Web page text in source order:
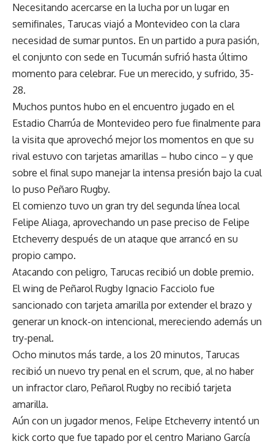
Necesitando acercarse en la lucha por un lugar en
semifinales, Tarucas viajó a Montevideo con la clara
necesidad de sumar puntos. En un partido a pura pasión,
el conjunto con sede en Tucumán sufrió hasta último
momento para celebrar. Fue un merecido, y sufrido, 35-
28.
Muchos puntos hubo en el encuentro jugado en el
Estadio Charrúa de Montevideo pero fue finalmente para
la visita que aprovechó mejor los momentos en que su
rival estuvo con tarjetas amarillas – hubo cinco – y que
sobre el final supo manejar la intensa presión bajo la cual
lo puso Peñaro Rugby.
El comienzo tuvo un gran try del segunda línea local
Felipe Aliaga, aprovechando un pase preciso de Felipe
Etcheverry después de un ataque que arrancó en su
propio campo.
Atacando con peligro, Tarucas recibió un doble premio.
El wing de Peñarol Rugby Ignacio Facciolo fue
sancionado con tarjeta amarilla por extender el brazo y
generar un knock-on intencional, mereciendo además un
try-penal.
Ocho minutos más tarde, a los 20 minutos, Tarucas
recibió un nuevo try penal en el scrum, que, al no haber
un infractor claro, Peñarol Rugby no recibió tarjeta
amarilla.
Aún con un jugador menos, Felipe Etcheverry intentó un
kick corto que fue tapado por el centro Mariano García